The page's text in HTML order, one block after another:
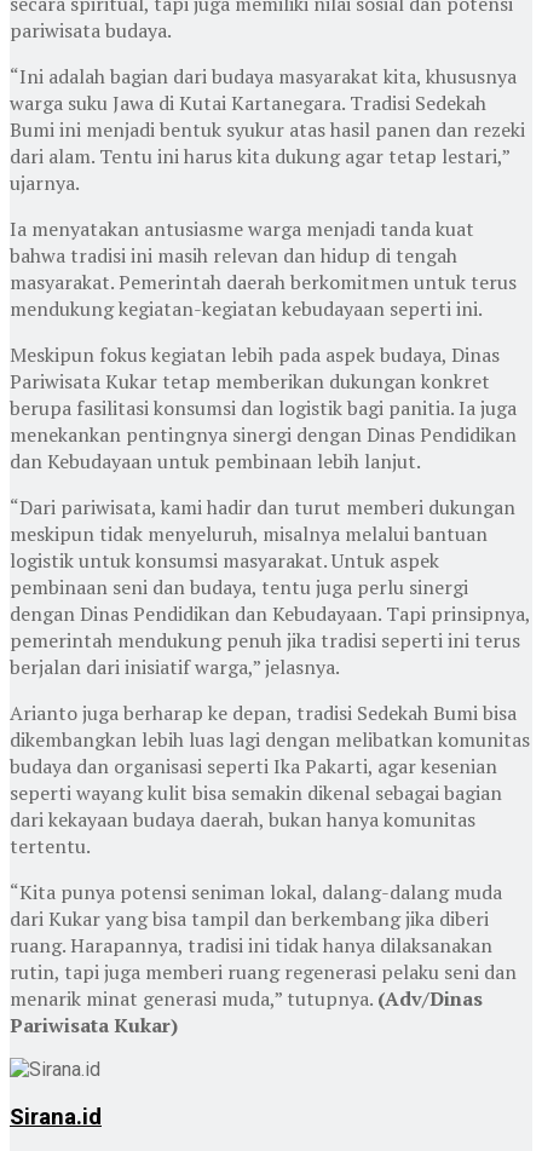
pariwisata budaya.
“Ini adalah bagian dari budaya masyarakat kita, khususnya
warga suku Jawa di Kutai Kartanegara. Tradisi Sedekah
Bumi ini menjadi bentuk syukur atas hasil panen dan rezeki
dari alam. Tentu ini harus kita dukung agar tetap lestari,”
ujarnya.
Ia menyatakan antusiasme warga menjadi tanda kuat
bahwa tradisi ini masih relevan dan hidup di tengah
masyarakat. Pemerintah daerah berkomitmen untuk terus
mendukung kegiatan-kegiatan kebudayaan seperti ini.
Meskipun fokus kegiatan lebih pada aspek budaya, Dinas
Pariwisata Kukar tetap memberikan dukungan konkret
berupa fasilitasi konsumsi dan logistik bagi panitia. Ia juga
menekankan pentingnya sinergi dengan Dinas Pendidikan
dan Kebudayaan untuk pembinaan lebih lanjut.
“Dari pariwisata, kami hadir dan turut memberi dukungan
meskipun tidak menyeluruh, misalnya melalui bantuan
logistik untuk konsumsi masyarakat. Untuk aspek
pembinaan seni dan budaya, tentu juga perlu sinergi
dengan Dinas Pendidikan dan Kebudayaan. Tapi prinsipnya,
pemerintah mendukung penuh jika tradisi seperti ini terus
berjalan dari inisiatif warga,” jelasnya.
Arianto juga berharap ke depan, tradisi Sedekah Bumi bisa
dikembangkan lebih luas lagi dengan melibatkan komunitas
budaya dan organisasi seperti Ika Pakarti, agar kesenian
seperti wayang kulit bisa semakin dikenal sebagai bagian
dari kekayaan budaya daerah, bukan hanya komunitas
tertentu.
“Kita punya potensi seniman lokal, dalang-dalang muda
dari Kukar yang bisa tampil dan berkembang jika diberi
ruang. Harapannya, tradisi ini tidak hanya dilaksanakan
rutin, tapi juga memberi ruang regenerasi pelaku seni dan
menarik minat generasi muda,” tutupnya. (Adv/Dinas
Pariwisata Kukar)
Sirana.id